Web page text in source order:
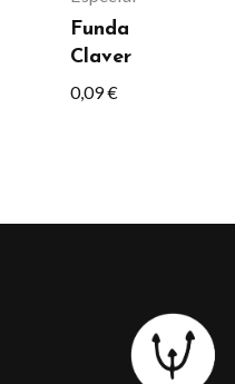
Funda
Claver
0,09€
se
pueden
elegir
de